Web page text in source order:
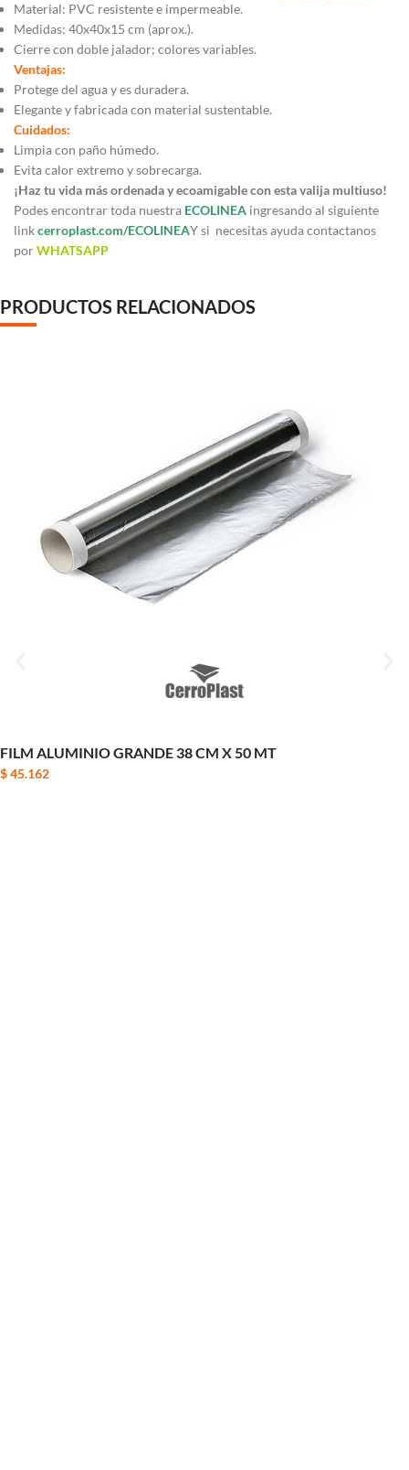
Material: PVC resistente e impermeable.
Medidas: 40x40x15 cm (aprox.).
Cierre con doble jalador; colores variables.
Ventajas:
Protege del agua y es duradera.
Elegante y fabricada con material sustentable.
Cuidados:
Limpia con paño húmedo.
Evita calor extremo y sobrecarga.
¡Haz tu vida más ordenada y ecoamigable con esta valija multiuso!
Podes encontrar toda nuestra ECOLINEA ingresando al siguiente
linkcerroplast.com/ECOLINEAY si necesitas ayuda contactanos
porWHATSAPP
PRODUCTOS RELACIONADOS
FILM ALUMINIO GRANDE 38 CM X 50 MT
$45.162